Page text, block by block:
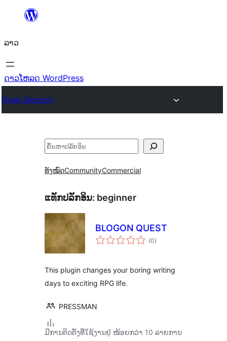
ທີ່
ເນື້ອຫາ
ລາວ
ດາວໂຫລດ WordPress
Plugin Directory
ຄົ້ນຫາ
ທັງໝົດCommunityCommercial
ແທັກປລັກອິນ: beginner
BLOGON QUEST
(0ຄະແນນ
ທັງໝົດ
)
This plugin changes your boring writing
days to exciting RPG life.
PRESSMAN
ມີການຕິດຕັ້ງທີ່ໃຊ້ງານຢູ່ ໜ້ອຍກວ່າ 10 ລາຍການ